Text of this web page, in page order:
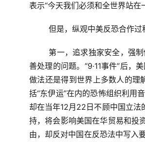
表示“今天我们必须和全世界站
但是，纵观中美反恐合作
第一，追求独家安全，强
善处理的问题。“9·11事件”后，
做法还是得到世界上多数人的理
括“东伊运”在内的恐怖组织利用
却在当年12月22日不顾中国立法
持，将会影响美国在华贸易和投
由，却反对中国在反恐法中写入